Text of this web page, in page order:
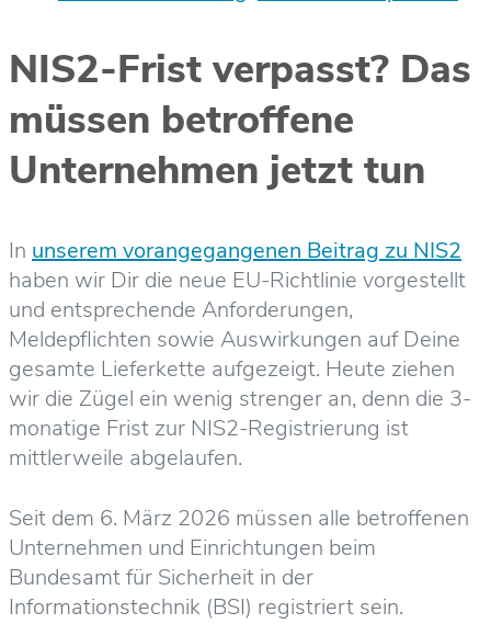
NIS2-Frist verpasst? Das
müssen betroffene
Unternehmen jetzt tun
In unserem vorangegangenen Beitrag zu NIS2
haben wir Dir die neue EU-Richtlinie vorgestellt
und entsprechende Anforderungen,
Meldepflichten sowie Auswirkungen auf Deine
gesamte Lieferkette aufgezeigt. Heute ziehen
wir die Zügel ein wenig strenger an, denn die 3-
monatige Frist zur NIS2-Registrierung ist
mittlerweile abgelaufen.
Seit dem 6. März 2026 müssen alle betroffenen
Unternehmen und Einrichtungen beim
Bundesamt für Sicherheit in der
Informationstechnik (BSI) registriert sein.